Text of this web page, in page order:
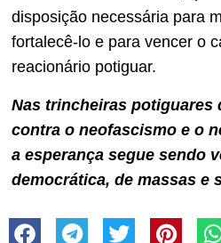
disposição necessária para
fortalecê-lo e para vencer o
reacionário potiguar.
Nas trincheiras potiguares
contra o neofascismo e o
a esperança segue sendo
democrática, de massas e